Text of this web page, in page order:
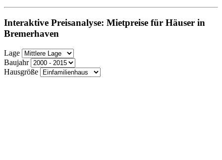
Interaktive Preisanalyse: Mietpreise für Häuser in
Bremerhaven
Lage
Baujahr
Hausgröße